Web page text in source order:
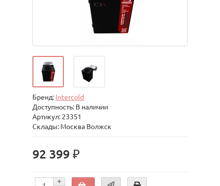
Бренд: Intercold
Доступность: В наличии
Артикул: 23351
Склады: Москва Волжск
92 399 ₽